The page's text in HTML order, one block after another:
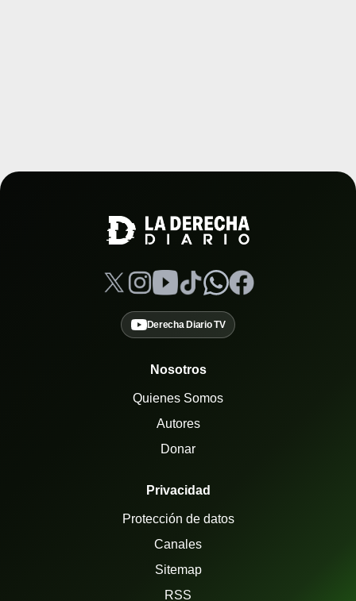
Derecha Diario TV
Nosotros
Quienes Somos
Autores
Donar
Privacidad
Protección de datos
Canales
Sitemap
RSS